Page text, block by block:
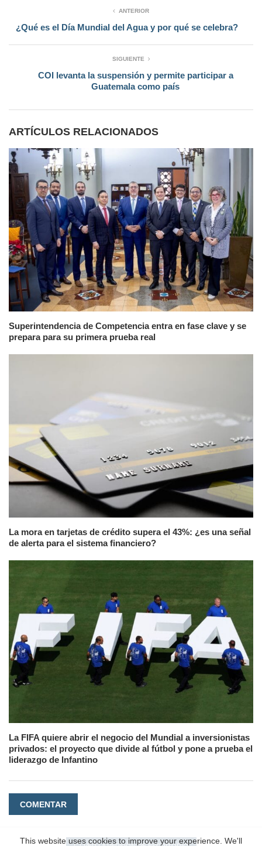
ANTERIOR
¿Qué es el Día Mundial del Agua y por qué se celebra?
SIGUIENTE
COI levanta la suspensión y permite participar a
Guatemala como país
ARTÍCULOS RELACIONADOS
Superintendencia de Competencia entra en fase clave y se
prepara para su primera prueba real
La mora en tarjetas de crédito supera el 43%: ¿es una señal
de alerta para el sistema financiero?
La FIFA quiere abrir el negocio del Mundial a inversionistas
privados: el proyecto que divide al fútbol y pone a prueba el
liderazgo de Infantino
COMENTAR
This website uses cookies to improve your experience. We'll